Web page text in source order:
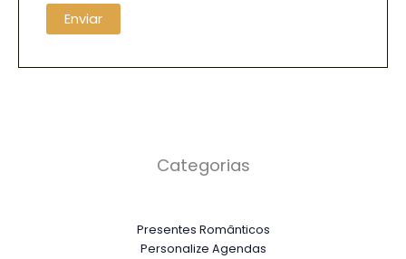
Categorias
Presentes Românticos
Personalize Agendas